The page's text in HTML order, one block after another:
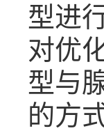
型进
对优
型与
的方